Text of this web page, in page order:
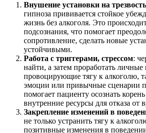
Внушение установки на трезвость
гипноза прививается стойкое
жизнь без алкоголя. Это
подсознания, что помогает
сопротивление, сделать новые
устойчивыми.
Работа с триггерами, стрессом:
найти, а затем проработать
провоцирующие тягу к алкоголю,
эмоции или привычные сценарии
помогает пациенту осознать
внутренние ресурсы для отказа от
Закрепление изменений в
не только устранить тягу к
позитивные изменения в